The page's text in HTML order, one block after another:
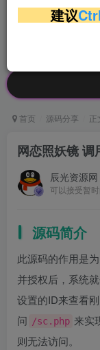
超低价文字广
首页 源码分享 正
网恋照妖镜 调
辰光资源网
源码简介
此源码的作用是
并授权后，系统
设置的ID来查看
问 /sc.php 来实
则无法访问。
建议